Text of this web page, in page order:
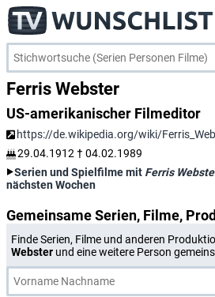
Ferris Webster
US-amerikanischer Filmeditor
https://de.wikipedia.org/wiki/
29.04.1912 † 04.02.1989
Serien und Spielfilme mit Ferris
nächsten Wochen
Gemeinsame Serien, Filme,
Finde Serien, Filme und anderen
Webster und eine weitere Person